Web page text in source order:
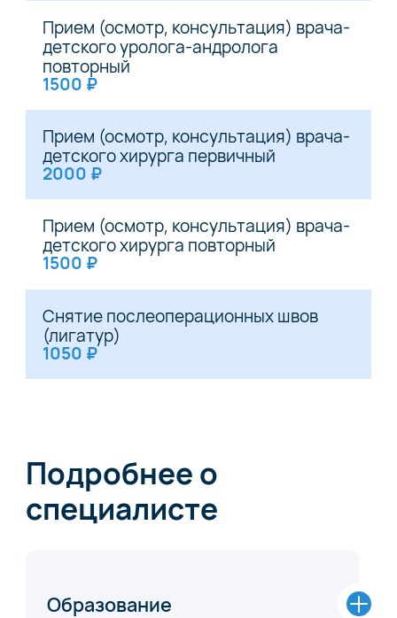
Прием (осмотр, консультация) врача-
детского уролога-андролога
повторный
1500 ₽
Прием (осмотр, консультация) врача-
детского хирурга первичный
2000 ₽
Прием (осмотр, консультация) врача-
детского хирурга повторный
1500 ₽
Снятие послеоперационных швов
(лигатур)
1050 ₽
Подробнее о
специалисте
Образование